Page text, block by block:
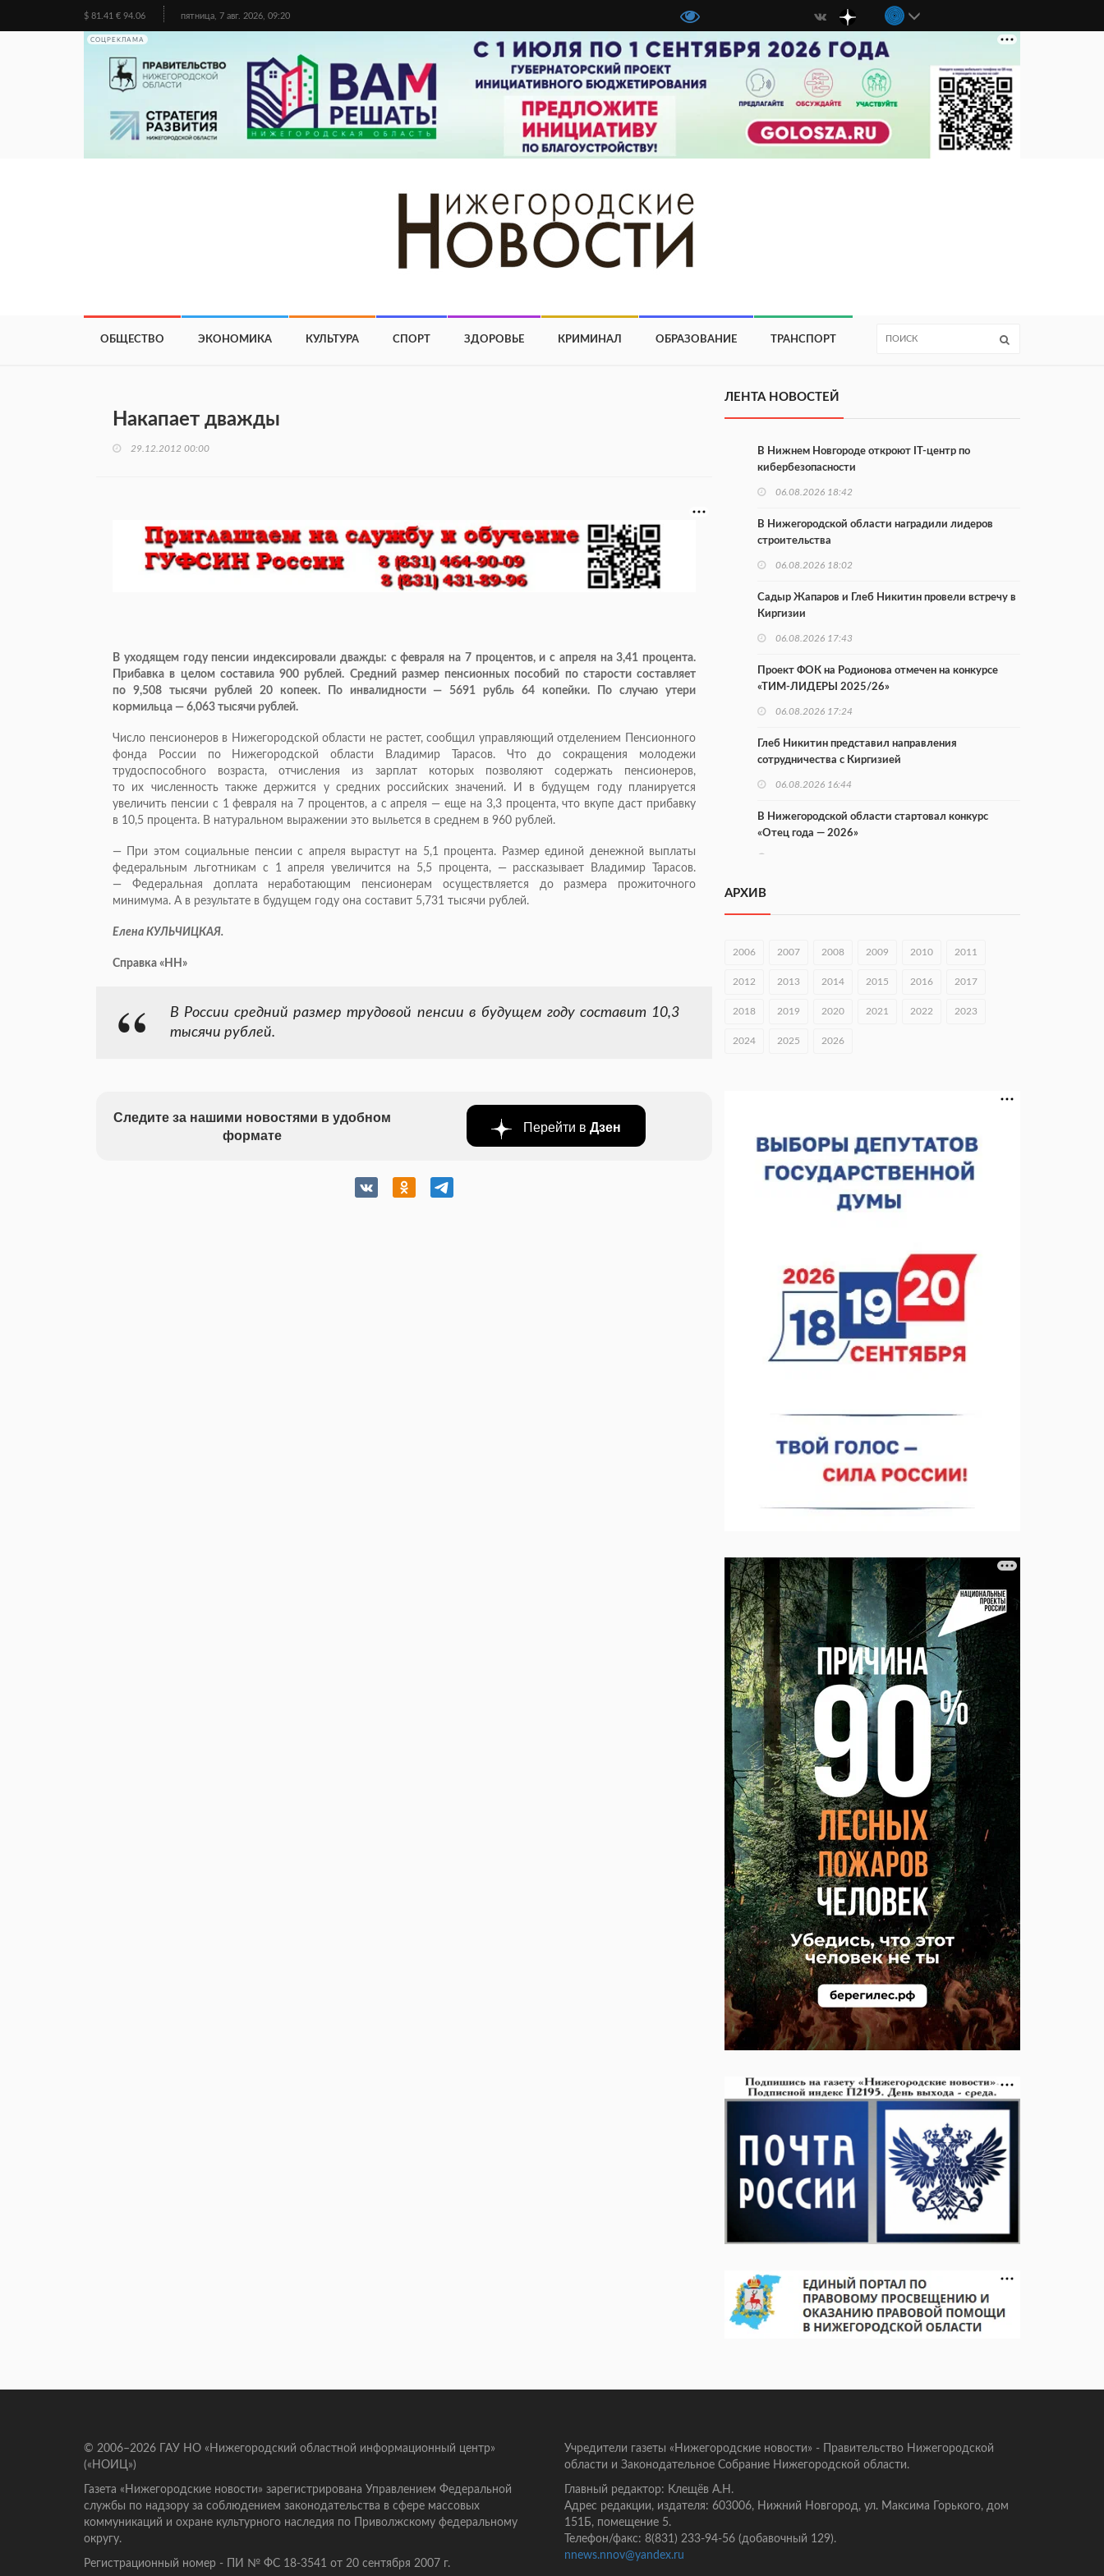
$ 81.41 € 94.06 пятница, 7 авг. 2026, 09:20
СОЦРЕКЛАМА
ОБЩЕСТВО ЭКОНОМИКА КУЛЬТУРА СПОРТ ЗДОРОВЬЕ КРИМИНАЛ ОБРАЗОВАНИЕ ТРАНСПОРТ
Накапает дважды
29.12.2012 00:00
В уходящем году пенсии индексировали дважды: с февраля на 7 процентов, и с апреля на 3,41 процента.
Прибавка в целом составила 900 рублей. Средний размер пенсионных пособий по старости составляет
по 9,508 тысячи рублей 20 копеек. По инвалидности — 5691 рубль 64 копейки. По случаю утери
кормильца — 6,063 тысячи рублей.
Число пенсионеров в Нижегородской области не растет, сообщил управляющий отделением Пенсионного
фонда России по Нижегородской области Владимир Тарасов. Что до сокращения молодежи
трудоспособного возраста, отчисления из зарплат которых позволяют содержать пенсионеров,
то их численность также держится у средних российских значений. И в будущем году планируется
увеличить пенсии с 1 февраля на 7 процентов, а с апреля — еще на 3,3 процента, что вкупе даст прибавку
в 10,5 процента. В натуральном выражении это выльется в среднем в 960 рублей.
— При этом социальные пенсии с апреля вырастут на 5,1 процента. Размер единой денежной выплаты
федеральным льготникам с 1 апреля увеличится на 5,5 процента, — рассказывает Владимир Тарасов.
— Федеральная доплата неработающим пенсионерам осуществляется до размера прожиточного
минимума. А в результате в будущем году она составит 5,731 тысячи рублей.
Елена КУЛЬЧИЦКАЯ.
Справка «НН»
В России средний размер трудовой пенсии в будущем году составит 10,3
тысячи рублей.
Следите за нашими новостями в удобном
формате
Перейти в Дзен
ЛЕНТА НОВОСТЕЙ
В Нижнем Новгороде откроют IT-центр по
кибербезопасности
06.08.2026 18:42
В Нижегородской области наградили лидеров
строительства
06.08.2026 18:02
Садыр Жапаров и Глеб Никитин провели встречу в
Киргизии
06.08.2026 17:43
Проект ФОК на Родионова отмечен на конкурсе
«ТИМ-ЛИДЕРЫ 2025/26»
06.08.2026 17:24
Глеб Никитин представил направления
сотрудничества с Киргизией
06.08.2026 16:44
В Нижегородской области стартовал конкурс
«Отец года — 2026»
Городец подписал соглашения с Кара-Кулем и
вырос в 1,9 раза
В Нижнем Новгороде открыли фестиваль «Семья
06.08.2026 15:26
Видели ночь, бежали всю ночь... На
Нижневолжской набережной прошел необычный
06.08.2026 15:05
Нижегородские хирурги выполнили трансоральную
операцию на щитовидной железе
06.08.2026 15:03
АРХИВ
2006 2007 2008 2009 2010 2011
2012 2013 2014 2015 2016 2017
2018 2019 2020 2021 2022 2023
2024 2025 2026
© 2006–2026 ГАУ НО «Нижегородский областной информационный центр»
(«НОИЦ»)
Газета «Нижегородские новости» зарегистрирована Управлением Федеральной
службы по надзору за соблюдением законодательства в сфере массовых
коммуникаций и охране культурного наследия по Приволжскому федеральному
округу.
Регистрационный номер - ПИ № ФС 18-3541 от 20 сентября 2007 г.
Учредители газеты «Нижегородские новости» - Правительство Нижегородской
области и Законодательное Собрание Нижегородской области.
Главный редактор: Клещёв А.Н.
Адрес редакции, издателя: 603006, Нижний Новгород, ул. Максима Горького, дом
151Б, помещение 5.
Телефон/факс: 8(831) 233-94-56 (добавочный 129).
nnews.nnov@yandex.ru